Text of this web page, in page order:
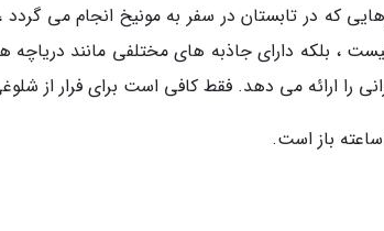
که در تابستان در سفر به مونیخ انجام می
، بلکه دارای جاذبه های مختلفی مانند دریاچه
را ارائه می دهد. فقط کافی است برای فرار از